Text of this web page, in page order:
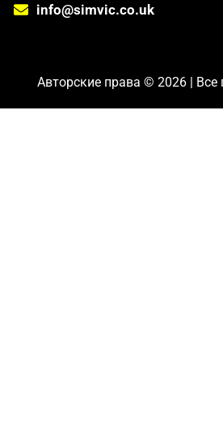
info@simvic.co.uk
Авторские права © 2026 |